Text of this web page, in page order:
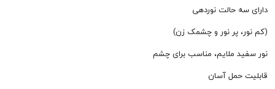
حالت نوردهی
پر نور و چشمک زن)
ملایم، مناسب برای چشم
آسان